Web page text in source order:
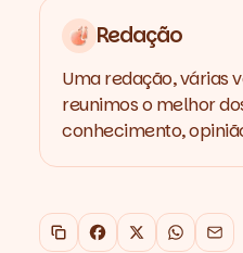
Redação
Uma redação, várias
reunimos o melhor
conhecimento,
Copiar link
Facebook
X Email